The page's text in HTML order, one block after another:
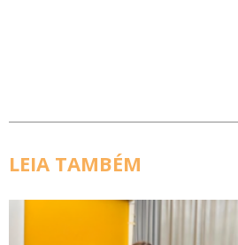
LEIA TAMBÉM